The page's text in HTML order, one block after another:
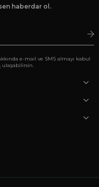
haberdar ol.
e-mail ve SMS almayı kabul
ulaşabilirsin.